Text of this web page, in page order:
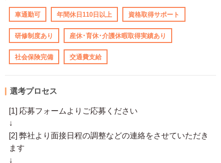
車通勤可 年間休日110日以上 資格取得サポート
研修制度あり 産休･育休･介護休暇取得実績あり
社会保険完備 交通費支給
選考プロセス
[1] 応募フォームよりご応募ください
↓
[2] 弊社より面接日程の調整などの連絡をさせていただき
ます
↓